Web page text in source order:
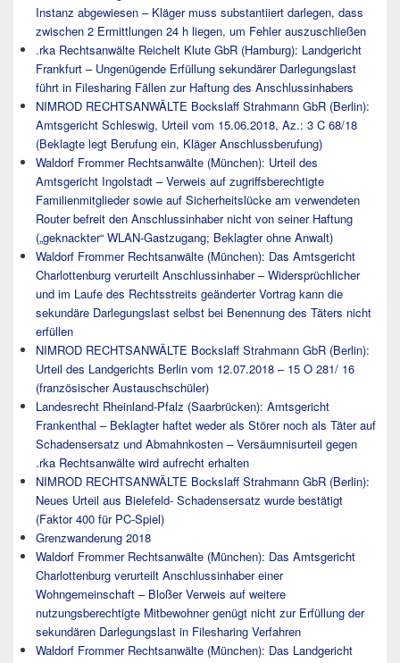
Instanz abgewiesen – Kläger muss substantiiert darlegen, dass
zwischen 2 Ermittlungen 24 h liegen, um Fehler auszuschließen
.rka Rechtsanwälte Reichelt Klute GbR (Hamburg): Landgericht
Frankfurt – Ungenügende Erfüllung sekundärer Darlegungslast
führt in Filesharing Fällen zur Haftung des Anschlussinhabers
NIMROD RECHTSANWÄLTE Bockslaff Strahmann GbR (Berlin):
Amtsgericht Schleswig, Urteil vom 15.06.2018, Az.: 3 C 68/18
(Beklagte legt Berufung ein, Kläger Anschlussberufung)
Waldorf Frommer Rechtsanwälte (München): Urteil des
Amtsgericht Ingolstadt – Verweis auf zugriffsberechtigte
Familienmitglieder sowie auf Sicherheitslücke am verwendeten
Router befreit den Anschlussinhaber nicht von seiner Haftung
(„geknackter“ WLAN-Gastzugang; Beklagter ohne Anwalt)
Waldorf Frommer Rechtsanwälte (München): Das Amtsgericht
Charlottenburg verurteilt Anschlussinhaber – Widersprüchlicher
und im Laufe des Rechtsstreits geänderter Vortrag kann die
sekundäre Darlegungslast selbst bei Benennung des Täters nicht
erfüllen
NIMROD RECHTSANWÄLTE Bockslaff Strahmann GbR (Berlin):
Urteil des Landgerichts Berlin vom 12.07.2018 – 15 O 281/ 16
(französischer Austauschschüler)
Landesrecht Rheinland-Pfalz (Saarbrücken): Amtsgericht
Frankenthal – Beklagter haftet weder als Störer noch als Täter auf
Schadensersatz und Abmahnkosten – Versäumnisurteil gegen
.rka Rechtsanwälte wird aufrecht erhalten
NIMROD RECHTSANWÄLTE Bockslaff Strahmann GbR (Berlin):
Neues Urteil aus Bielefeld- Schadensersatz wurde bestätigt
(Faktor 400 für PC-Spiel)
Grenzwanderung 2018
Waldorf Frommer Rechtsanwälte (München): Das Amtsgericht
Charlottenburg verurteilt Anschlussinhaber einer
Wohngemeinschaft – Bloßer Verweis auf weitere
nutzungsberechtigte Mitbewohner genügt nicht zur Erfüllung der
sekundären Darlegungslast in Filesharing Verfahren
Waldorf Frommer Rechtsanwälte (München): Das Landgericht